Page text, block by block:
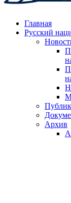
Главная
Русский
Архив